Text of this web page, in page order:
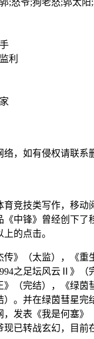
利
，如有侵权请联系
育竞技类写作，移动
《中锋》曾经创下了
的点击。
》（太监），《重
之足坛风云Ⅱ》（
》（完结），《绿茵
）。并在绿茵彗星完
，发表《我是何塞》
现已转战玄幻，目前